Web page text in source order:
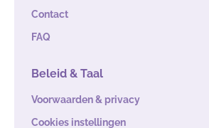
Contact
FAQ
Beleid & Taal
Voorwaarden & privacy
Cookies instellingen